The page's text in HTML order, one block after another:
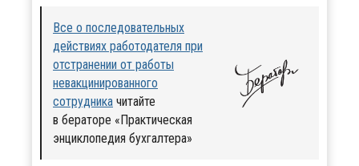
Все о последовательных
действиях работодателя при
отстранении от работы
невакцинированного
сотрудника читайте
в бераторе «Практическая
энциклопедия бухгалтера»